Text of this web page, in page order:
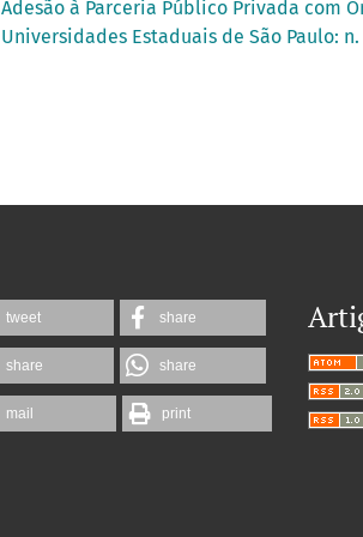
Adesão à Parceria Público Privada com
Universidades Estaduais de São Paulo:
tweet share
share share
mail print